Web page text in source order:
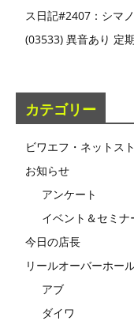
ス日記#2407：シマ
(03533) 異音あり 定
カテゴリー
ビワエフ・ネットス
お知らせ
アンケート
イベント＆セミナ
今日の店長
リールオーバーホー
アブ
ダイワ